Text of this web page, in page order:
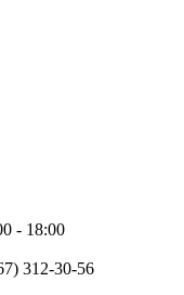
- 18:00
312-30-56